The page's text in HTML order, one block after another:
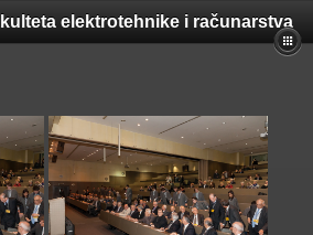
elektrotehnike i računarstva